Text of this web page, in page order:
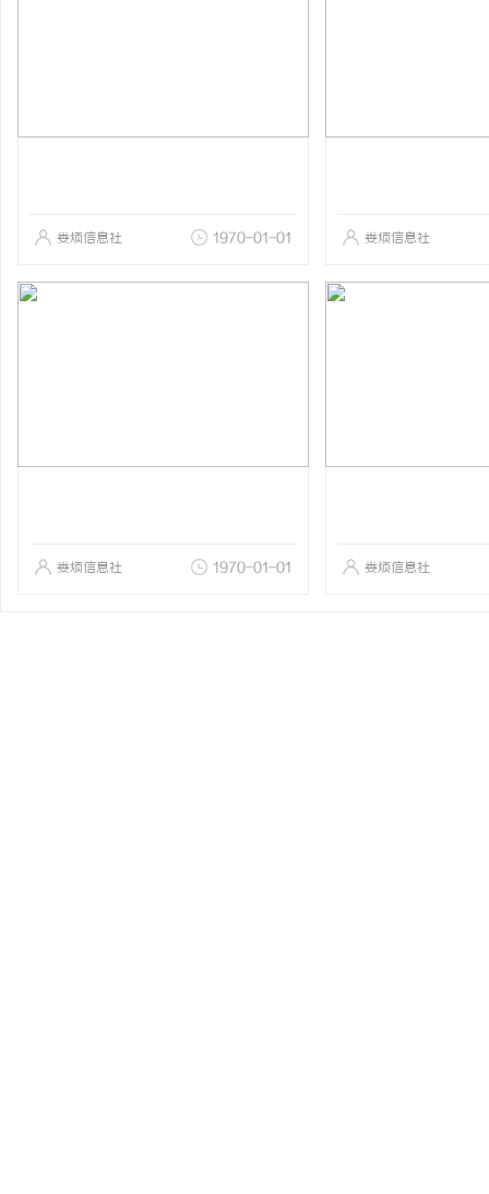
娄烦信息社 1970-01-01 娄烦信息社
娄烦信息社 1970-01-01 娄烦信息社